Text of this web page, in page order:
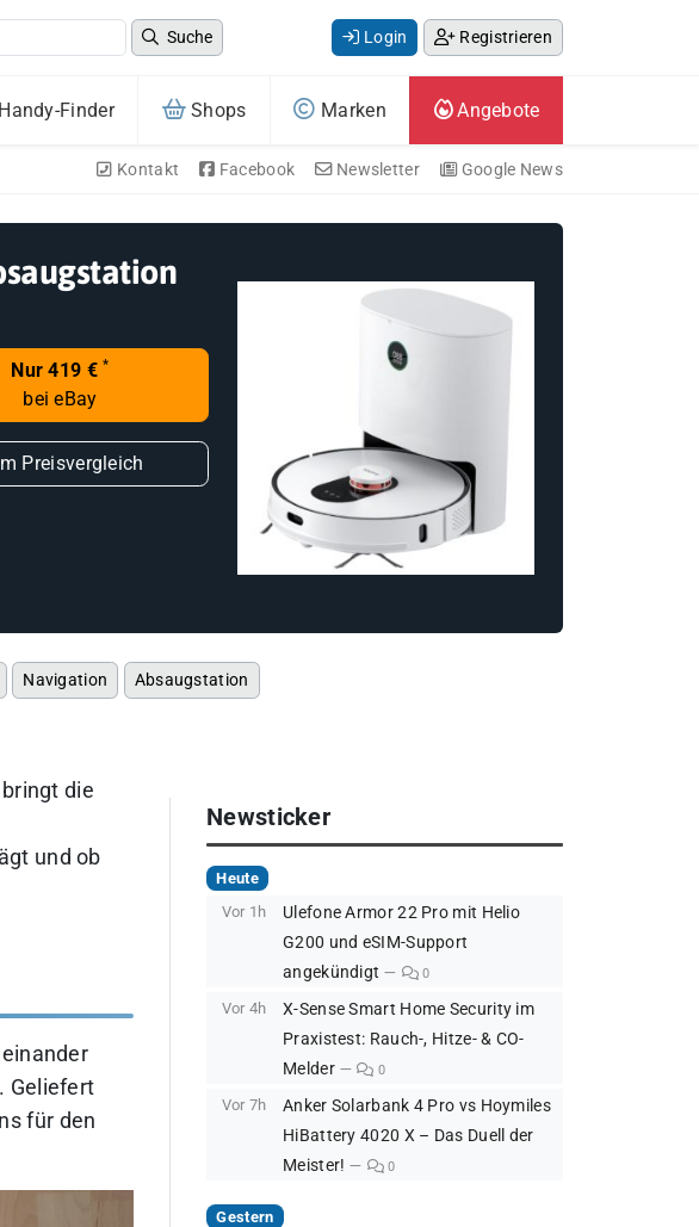
Suche Login Registrieren
Finder Shops Marken Angebote
Kontakt Facebook Newsletter Google News
Nur 419 € *
bei eBay
Preisvergleich
Navigation
Absaugstation
bringt die
und ob
Geliefert
für den
Newsticker
Heute
Vor 1h
Ulefone Armor 22 Pro mit Helio
G200 und eSIM-Support
angekündigt
0
Vor 4h
X-Sense Smart Home Security im
Praxistest: Rauch-, Hitze- & CO-
Melder
0
Vor 7h
Anker Solarbank 4 Pro vs Hoymiles
HiBattery 4020 X – Das Duell der
Meister!
0
Gestern